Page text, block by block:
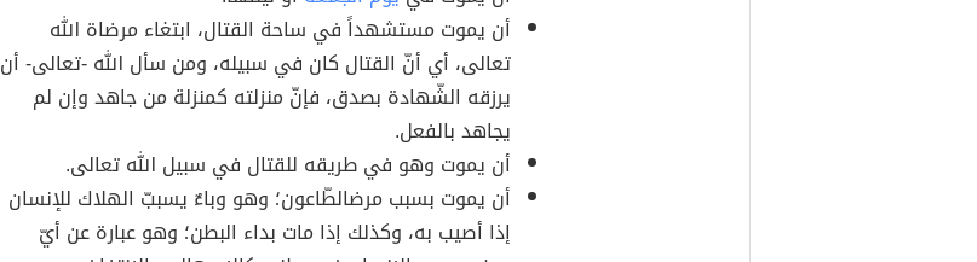
أن يموت مستشهداً في ساحة القتال، ابتغاء مرضاة الله
تعالى، أي أنّ القتال كان في سبيله، ومن سأل الله -تعالى- أن
يرزقه الشّهادة بصدق، فإنّ منزلته كمنزلة من جاهد وإن لم
يجاهد بالفعل.
أن يموت وهو في طريقه للقتال في سبيل الله تعالى.
أن يموت بسبب مرضالطّاعون؛ وهو وباءٌ يسببّ الهلاك للإنسان
إذا أصيب به، وكذلك إذا مات بداء البطن؛ وهو عبارة عن أيّ